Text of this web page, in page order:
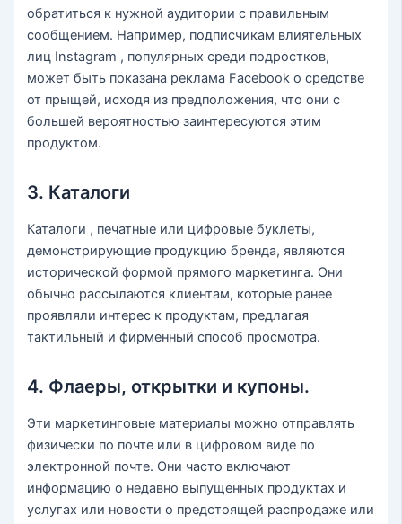
обратиться к нужной аудитории с правильным
сообщением. Например, подписчикам влиятельных
лиц Instagram , популярных среди подростков,
может быть показана реклама Facebook о средстве
от прыщей, исходя из предположения, что они с
большей вероятностью заинтересуются этим
продуктом.
3. Каталоги
Каталоги , печатные или цифровые буклеты,
демонстрирующие продукцию бренда, являются
исторической формой прямого маркетинга. Они
обычно рассылаются клиентам, которые ранее
проявляли интерес к продуктам, предлагая
тактильный и фирменный способ просмотра.
4. Флаеры, открытки и купоны.
Эти маркетинговые материалы можно отправлять
физически по почте или в цифровом виде по
электронной почте. Они часто включают
информацию о недавно выпущенных продуктах и ​​
услугах или новости о предстоящей распродаже или